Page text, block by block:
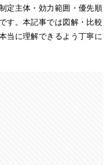
定主体・効力範囲・優先順
す。本記事では図解・比較
当に理解できるよう丁寧に